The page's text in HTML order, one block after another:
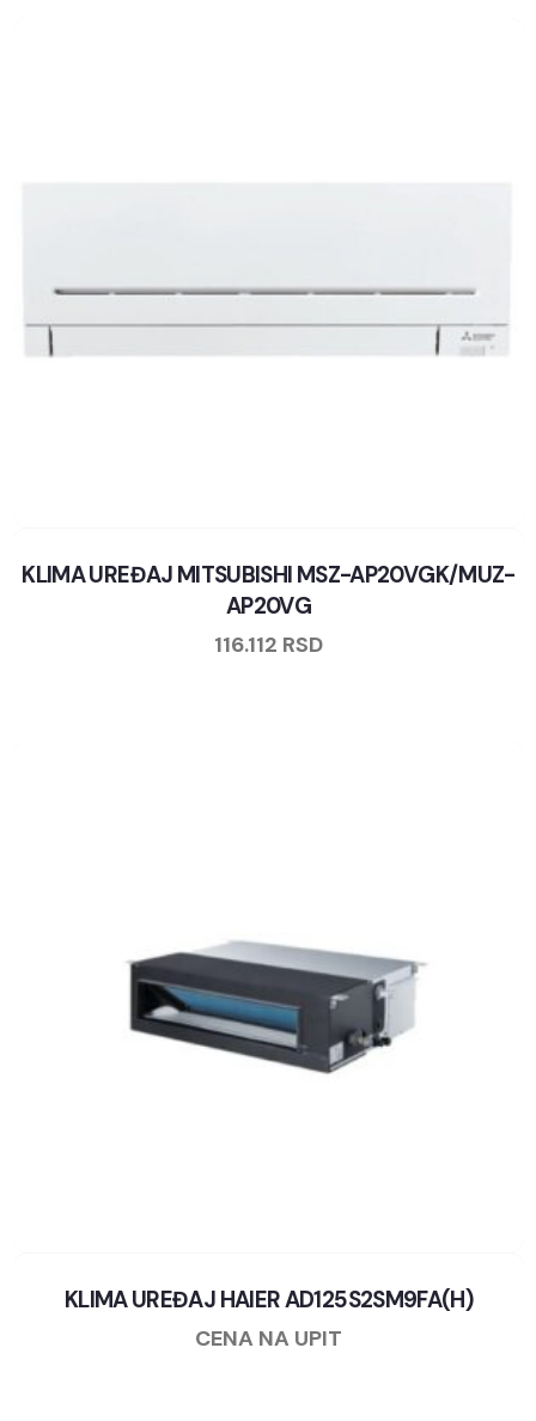
KLIMA UREĐAJ MITSUBISHI MSZ-AP20VGK/MUZ-
AP20VG
116.112 RSD
KLIMA UREĐAJ HAIER AD125S2SM9FA(H)
CENA NA UPIT